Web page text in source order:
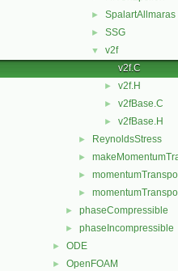
► SpalartAllmaras
► SSG
▼
v2f
v2f.C
► v2f.H
► v2fBase.C
► v2fBase.H
► ReynoldsStress
►
►
►
► phaseCompressible
► phaseIncompressible
► ODE
► OpenFOAM